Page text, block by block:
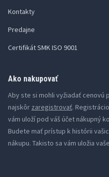
Kontakty
Predajne
Certifikát SMK ISO 9001
Ako nakupovať
Aby ste si mohli vyžiadať cenovú
najskôr zaregistrovať.
vám uloží pod váš účet nákupný
Budete mať prístup k histórii
nákupu. Takisto sa vám uložia